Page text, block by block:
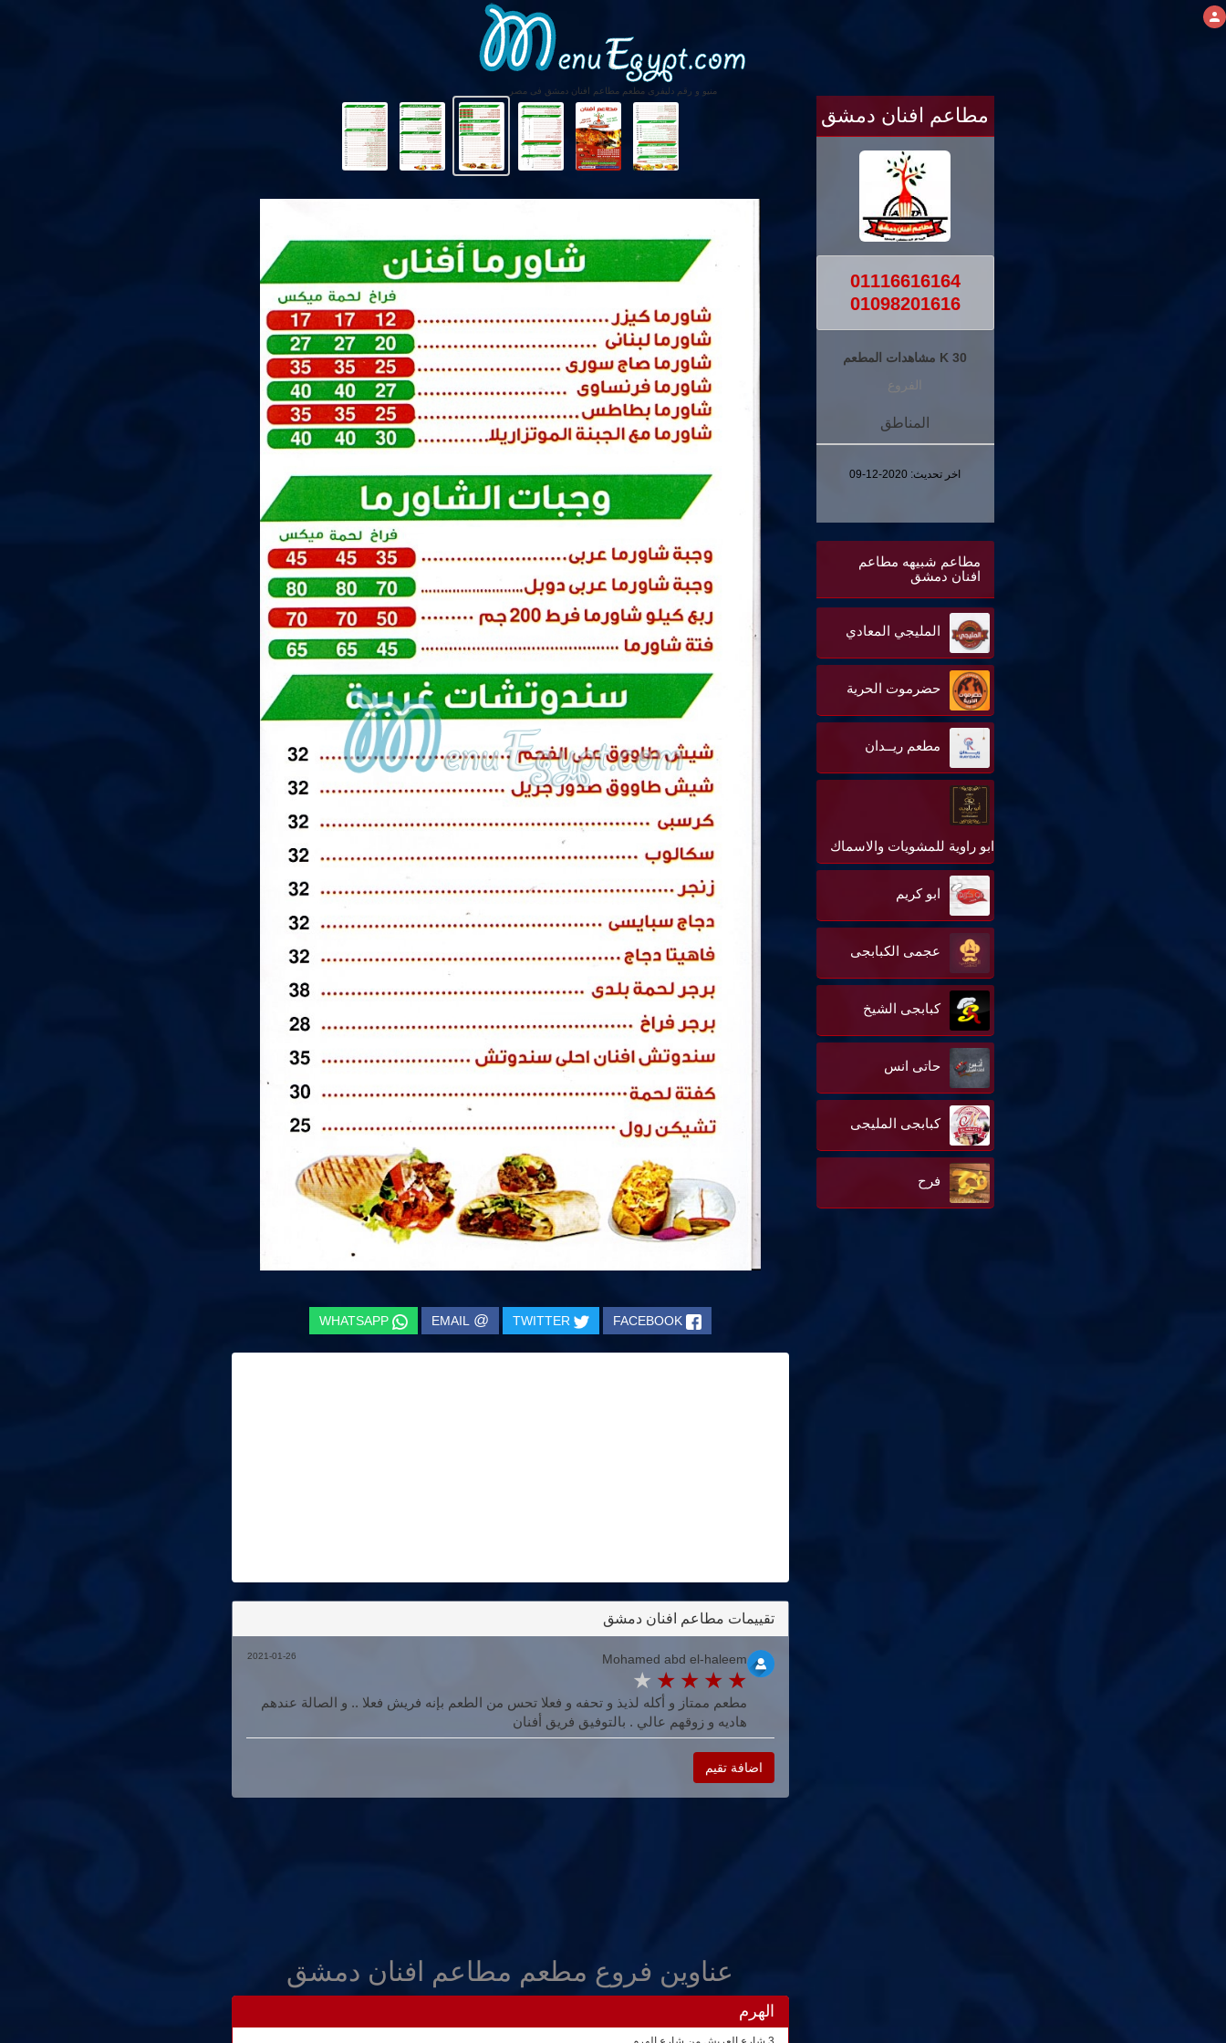
منيو و رقم دليفرى مطعم مطاعم افنان دمشق فى مصر
مطاعم افنان دمشق
01116616164
01098201616
30 K مشاهدات المطعم
الفروع
المناطق
اخر تحديث: 2020-12-09
مطاعم شبيهه مطاعم
افنان دمشق
المليجي المعادي
حضرموت الحرية
مطعم ريــدان
ابو راوية للمشويات والاسماك
ابو كريم
عجمى الكبابجى
كبابجى الشيخ
حاتى انس
كبابجى المليجى
فرح
FACEBOOK
TWITTER
@
EMAIL
WHATSAPP
تقييمات مطاعم افنان دمشق
Mohamed abd el-haleem
مطعم ممتاز و أكله لذيذ و تحفه و فعلا تحس من الطعم بإنه فريش فعلا .. و الصالة عندهم
هاديه و زوقهم عالي . بالتوفيق فريق أفنان
2021-01-26
اضافة تقيم
عناوين فروع مطعم مطاعم افنان دمشق
الهرم